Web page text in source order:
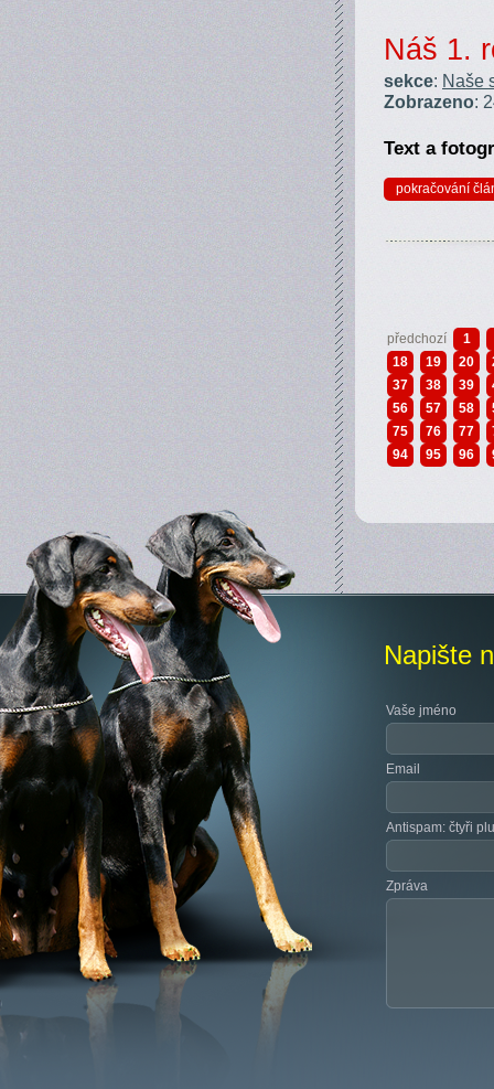
Náš 1.
sekce: Naše
Zobrazeno:
Text a
pokračování
předchozí
1
18
19 20
37
38 39
56
57 58
75
76 77
94
95 96
Napište
Vaše jméno
Email
Antispam: čtyři
Zpráva